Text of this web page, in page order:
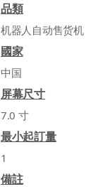
品類
机器人自动售货机
國家
中国
屏幕尺寸
7.0 寸
最小起訂量
1
備註